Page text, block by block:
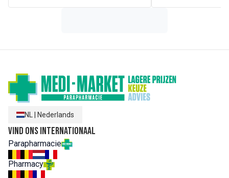
BETAINE, SODIUM MYRETH SULFATE, COCO-GLUCOSIDE,
NL Nederlands
Vind ons internationaal
Parapharmacie
Pharmacy